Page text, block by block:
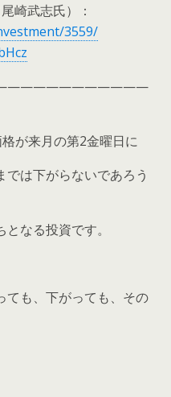
崎武志氏）：
3559/
が来月の第2金曜日に
は下がらないであろう
なる投資です。
ても、下がっても、その